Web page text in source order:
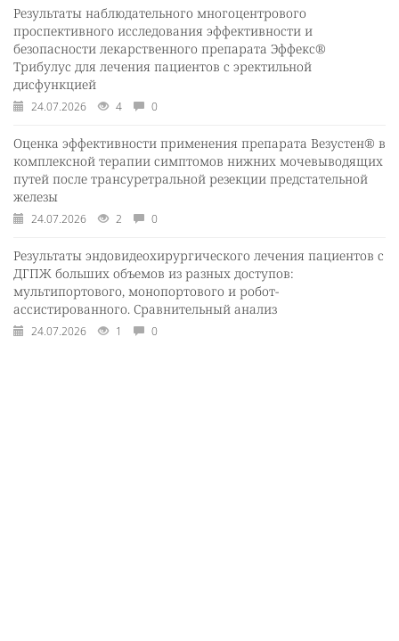
Результаты наблюдательного многоцентрового
проспективного исследования эффективности и
безопасности лекарственного препарата Эффекс®
Трибулус для лечения пациентов с эректильной
дисфункцией
24.07.2026 4 0
Оценка эффективности применения препарата Везустен® в
комплексной терапии симптомов нижних мочевыводящих
путей после трансуретральной резекции предстательной
железы
24.07.2026 2 0
Результаты эндовидеохирургического лечения пациентов с
ДГПЖ больших объемов из разных доступов:
мультипортового, монопортового и робот-
ассистированного. Сравнительный анализ
24.07.2026 1 0